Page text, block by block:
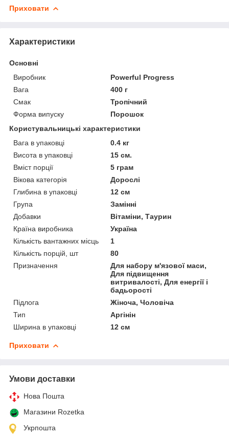
Приховати
Характеристики
Основні
Виробник
Powerful Progress
Вага
400 г
Смак
Тропічний
Форма випуску
Порошок
Користувальницькі характеристики
Вага в упаковці
0.4 кг
Висота в упаковці
15 см.
Вміст порції
5 грам
Вікова категорія
Дорослі
Глибина в упаковці
12 см
Група
Замінні
Добавки
Вітаміни, Таурин
Країна виробника
Україна
Кількість вантажних місць
1
Кількість порцій, шт
80
Призначення
Для набору м'язової маси,
Для підвищення
витривалості, Для енергії і
бадьорості
Підлога
Жіноча, Чоловіча
Тип
Аргінін
Ширина в упаковці
12 см
Приховати
Умови доставки
Нова Пошта
Магазини Rozetka
Укрпошта